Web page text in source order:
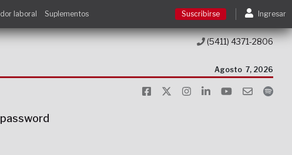
Suscribirse
Ingresar
laboral Suplementos Suscribirse Ingresar
Agosto 7, 2026
(5411) 4371-2806